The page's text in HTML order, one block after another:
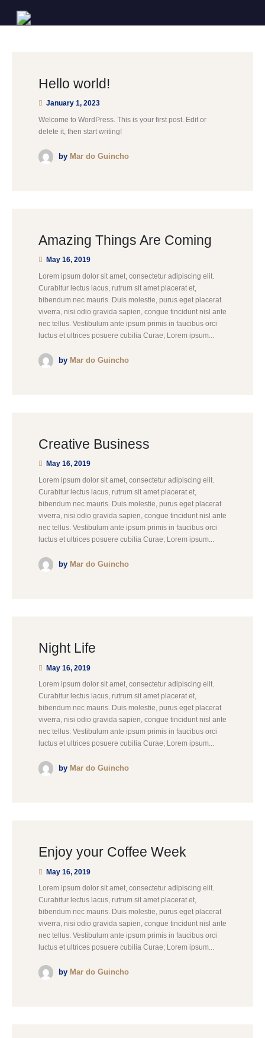
Hello world!
January 1, 2023
Welcome to WordPress. This is your first post. Edit or
delete it, then start writing!
by Mar do Guincho
Amazing Things Are Coming
May 16, 2019
Lorem ipsum dolor sit amet, consectetur adipiscing elit.
Curabitur lectus lacus, rutrum sit amet placerat et,
bibendum nec mauris. Duis molestie, purus eget placerat
viverra, nisi odio gravida sapien, congue tincidunt nisl ante
nec tellus. Vestibulum ante ipsum primis in faucibus orci
luctus et ultrices posuere cubilia Curae; Lorem ipsum...
by Mar do Guincho
Creative Business
May 16, 2019
Lorem ipsum dolor sit amet, consectetur adipiscing elit.
Curabitur lectus lacus, rutrum sit amet placerat et,
bibendum nec mauris. Duis molestie, purus eget placerat
viverra, nisi odio gravida sapien, congue tincidunt nisl ante
nec tellus. Vestibulum ante ipsum primis in faucibus orci
luctus et ultrices posuere cubilia Curae; Lorem ipsum...
by Mar do Guincho
Night Life
May 16, 2019
Lorem ipsum dolor sit amet, consectetur adipiscing elit.
Curabitur lectus lacus, rutrum sit amet placerat et,
bibendum nec mauris. Duis molestie, purus eget placerat
viverra, nisi odio gravida sapien, congue tincidunt nisl ante
nec tellus. Vestibulum ante ipsum primis in faucibus orci
luctus et ultrices posuere cubilia Curae; Lorem ipsum...
by Mar do Guincho
Enjoy your Coffee Week
May 16, 2019
Lorem ipsum dolor sit amet, consectetur adipiscing elit.
Curabitur lectus lacus, rutrum sit amet placerat et,
bibendum nec mauris. Duis molestie, purus eget placerat
viverra, nisi odio gravida sapien, congue tincidunt nisl ante
nec tellus. Vestibulum ante ipsum primis in faucibus orci
luctus et ultrices posuere cubilia Curae; Lorem ipsum...
by Mar do Guincho